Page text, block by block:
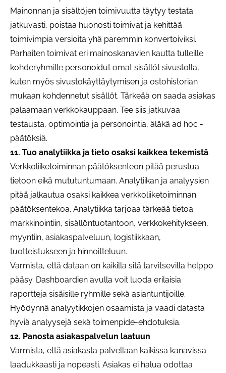
Mainonnan ja sisältöjen toimivuutta täytyy testata
jatkuvasti, poistaa huonosti toimivat ja kehittää
toimivimpia versioita yhä paremmin konvertoiviksi.
Parhaiten toimivat eri mainoskanavien kautta tulleille
kohderyhmille personoidut omat sisällöt sivustolla,
kuten myös sivustokäyttäytymisen ja ostohistorian
mukaan kohdennetut sisällöt. Tärkeää on saada asiakas
palaamaan verkkokauppaan. Tee siis jatkuvaa
testausta, optimointia ja personointia, äläkä ad hoc -
päätöksiä.
11. Tuo analytiikka ja tieto osaksi kaikkea tekemistä
Verkkoliiketoiminnan päätöksenteon pitää perustua
tietoon eikä mututuntumaan. Analytiikan ja analyysien
pitää jalkautua osaksi kaikkea verkkoliiketoiminnan
päätöksentekoa. Analytiikka tarjoaa tärkeää tietoa
markkinointiin, sisällöntuotantoon, verkkokehitykseen,
myyntiin, asiakaspalveluun, logistiikkaan,
tuotteistukseen ja hinnoitteluun.
Varmista, että dataan on kaikilla sitä tarvitsevilla helppo
pääsy. Dashboardien avulla voit luoda erilaisia
raportteja sisäisille ryhmille sekä asiantuntijoille.
Hyödynnä analyytikkojen osaamista ja vaadi datasta
hyviä analyysejä sekä toimenpide-ehdotuksia.
12. Panosta asiakaspalvelun laatuun
Varmista, että asiakasta palvellaan kaikissa kanavissa
laadukkaasti ja nopeasti. Asiakas ei halua odottaa